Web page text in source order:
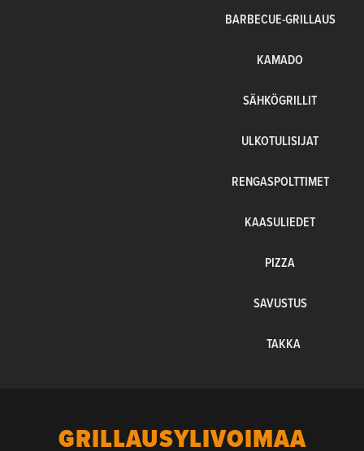
BARBECUE-GRILLAUS
KAMADO
SÄHKÖGRILLIT
ULKOTULISIJAT
RENGASPOLTTIMET
KAASULIEDET
PIZZA
SAVUSTUS
TAKKA
GRILLAUSYLIVOIMAA